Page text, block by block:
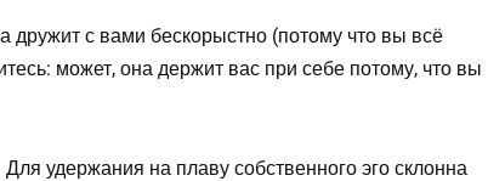
дружит с вами бескорыстно (потому что вы всё
может, она держит вас при себе потому, что вы
удержания на плаву собственного эго склонна